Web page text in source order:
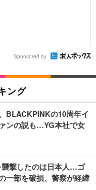
Sponsored by
ング
BLACKPINKの10周年イ
ンの説も…YG本社で女
襲撃したのは日本人…ゴ
一部を破損、警察が経緯